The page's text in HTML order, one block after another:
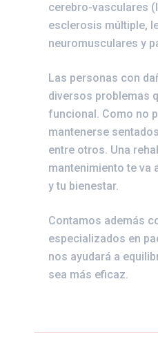
cerebro-vasculares
esclerosis múltiple,
neuromusculares y
Las personas con
diversos problemas
funcional. Como no
mantenerse
entre otros. Una
mantenimiento te va
y tu bienestar.
Contamos además
especializados en
nos ayudará a
sea más eficaz.